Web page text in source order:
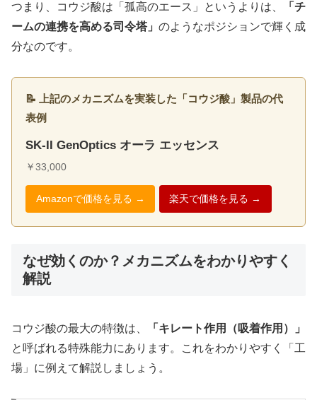
つまり、コウジ酸は「孤高のエース」というよりは、
「チ
ームの連携を高める司令塔」 のようなポジションで輝く成
分なのです。
📝 上記のメカニズムを実装した「コウジ酸」製品の代
表例
SK-II GenOptics オーラ エッセンス
￥33,000
Amazonで価格を見る → 楽天で価格を見る →
なぜ効くのか？メカニズムをわかりやすく
解説
コウジ酸の最大の特徴は、
「キレート作用（吸着作用）」
と呼ばれる特殊能力にあります。これをわかりやすく「工
場」に例えて解説しましょう。